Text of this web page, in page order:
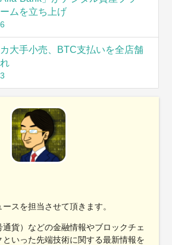
ムを立ち上げ
大手小売、BTC支払いを全店舗
スを担当させて頂きます。
貨）などの金融情報やブロックチェ
いった先端技術に関する最新情報を